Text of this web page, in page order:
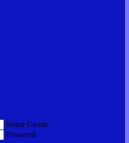
Nome Utente
Password